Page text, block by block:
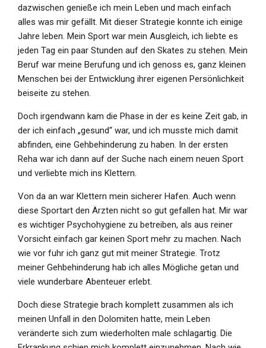
dazwischen genieße ich mein Leben und mach einfach
alles was mir gefällt. Mit dieser Strategie konnte ich einige
Jahre leben. Mein Sport war mein Ausgleich, ich liebte es
jeden Tag ein paar Stunden auf den Skates zu stehen. Mein
Beruf war meine Berufung und ich genoss es, ganz kleinen
Menschen bei der Entwicklung ihrer eigenen Persönlichkeit
beiseite zu stehen.
Doch irgendwann kam die Phase in der es keine Zeit gab, in
der ich einfach „gesund“ war, und ich musste mich damit
abfinden, eine Gehbehinderung zu haben. In der ersten
Reha war ich dann auf der Suche nach einem neuen Sport
und verliebte mich ins Klettern.
Von da an war Klettern mein sicherer Hafen. Auch wenn
diese Sportart den Ärzten nicht so gut gefallen hat. Mir war
es wichtiger Psychohygiene zu betreiben, als aus reiner
Vorsicht einfach gar keinen Sport mehr zu machen. Nach
wie vor fuhr ich ganz gut mit meiner Strategie. Trotz
meiner Gehbehinderung hab ich alles Mögliche getan und
viele wunderbare Abenteuer erlebt.
Doch diese Strategie brach komplett zusammen als ich
meinen Unfall in den Dolomiten hatte, mein Leben
veränderte sich zum wiederholten male schlagartig. Die